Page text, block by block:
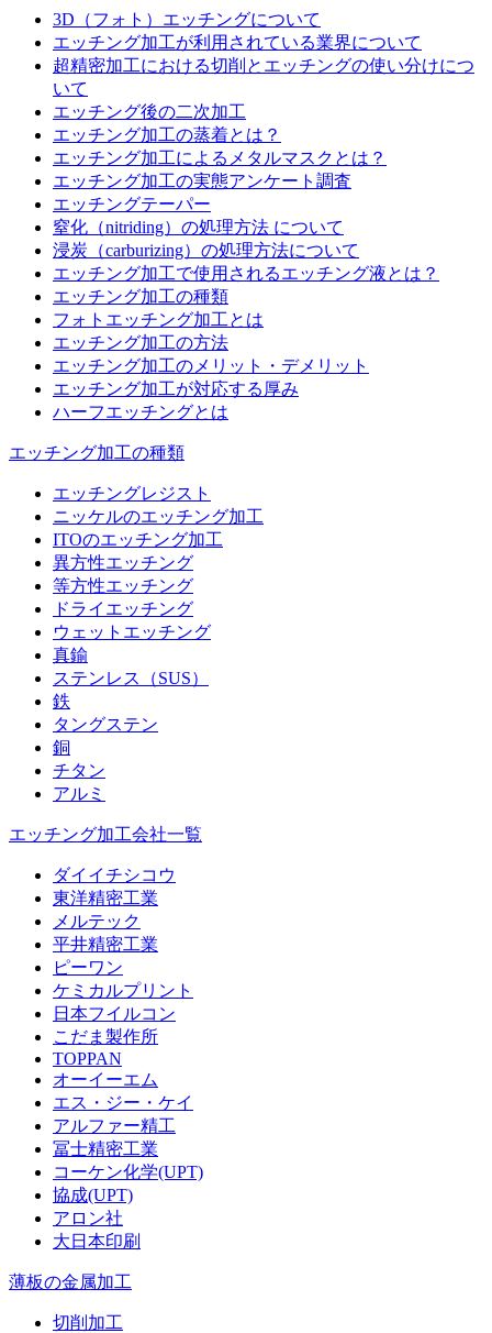
3D（フォト）エッチングについて
エッチング加工が利用されている業界について
超精密加工における切削とエッチングの使い分けにつ
いて
エッチング後の二次加工
エッチング加工の蒸着とは？
エッチング加工によるメタルマスクとは？
エッチング加工の実態アンケート調査
エッチングテーパー
窒化（nitriding）の処理方法 について
浸炭（carburizing）の処理方法について
エッチング加工で使用されるエッチング液とは？
エッチング加工の種類
フォトエッチング加工とは
エッチング加工の方法
エッチング加工のメリット・デメリット
エッチング加工が対応する厚み
ハーフエッチングとは
エッチング加工の種類
エッチングレジスト
ニッケルのエッチング加工
ITOのエッチング加工
異方性エッチング
等方性エッチング
ドライエッチング
ウェットエッチング
真鍮
ステンレス（SUS）
鉄
タングステン
銅
チタン
アルミ
エッチング加工会社一覧
ダイイチシコウ
東洋精密工業
メルテック
平井精密工業
ピーワン
ケミカルプリント
日本フイルコン
こだま製作所
TOPPAN
オーイーエム
エス・ジー・ケイ
アルファー精工
冨士精密工業
コーケン化学(UPT)
協成(UPT)
アロン社
大日本印刷
薄板の金属加工
切削加工